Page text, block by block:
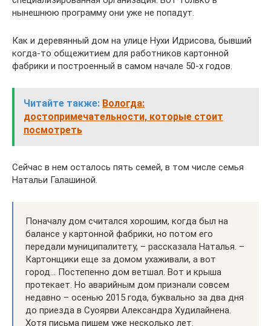
нынешнюю программу они уже не попадут.
Как и деревянный дом на улице Нухи Идрисова, бывший
когда-то общежитием для работников картонной
фабрики и построенный в самом начале 50-х годов.
Читайте также: Вологда:
достопримечательности, которые стоит
посмотреть
Сейчас в нем осталось пять семей, в том числе семья
Натальи Галашиной.
Поначалу дом считался хорошим, когда был на
балансе у картонной фабрики, но потом его
передали муниципалитету, – рассказала Наталья. –
Картонщики еще за домом ухаживали, а вот
город… Постепенно дом ветшал. Вот и крыша
протекает. Но аварийным дом признали совсем
недавно – осенью 2015 года, буквально за два дня
до приезда в Суоярви Александра Худилайнена.
Хотя письма пишем уже несколько лет.